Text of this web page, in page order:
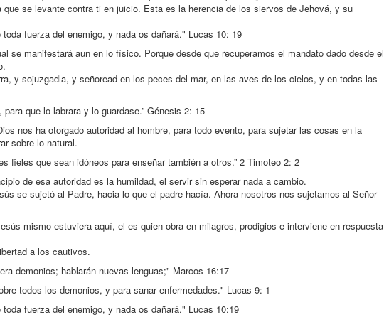
se levante contra ti en juicio. Esta es la herencia de los siervos de Jehová, y su
fuerza del enemigo, y nada os dañará." Lucas 10: 19
se manifestará aun en lo físico. Porque desde que recuperamos el mandato dado desde el
y sojuzgadla, y señoread en los peces del mar, en las aves de los cielos, y en todas las
que lo labrara y lo guardase.” Génesis 2: 15
nos ha otorgado autoridad al hombre, para todo evento, para sujetar las cosas en la
sobre lo natural.
fieles que sean idóneos para enseñar también a otros.” 2 Timoteo 2: 2
de esa autoridad es la humildad, el servir sin esperar nada a cambio.
se sujetó al Padre, hacia lo que el padre hacía. Ahora nosotros nos sujetamos al Señor
mismo estuviera aquí, el es quien obra en milagros, prodigios e interviene en respuesta
a los cautivos.
demonios; hablarán nuevas lenguas;" Marcos 16:17
todos los demonios, y para sanar enfermedades." Lucas 9: 1
fuerza del enemigo, y nada os dañará." Lucas 10:19